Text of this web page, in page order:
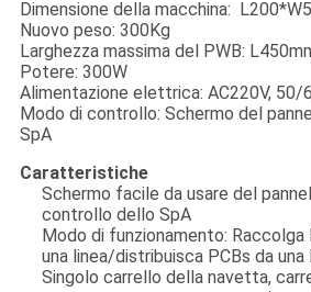
Dimensione della macchina:
Nuovo peso: 300Kg
Larghezza massima del PWB:
Potere: 300W
Alimentazione elettrica: AC220V, 50/
Modo di controllo: Schermo del
SpA
Caratteristiche
Schermo facile da usare del
controllo dello SpA
Modo di funzionamento: Raccolga
una linea/distribuisca PCBs da una
Singolo carrello della navetta,